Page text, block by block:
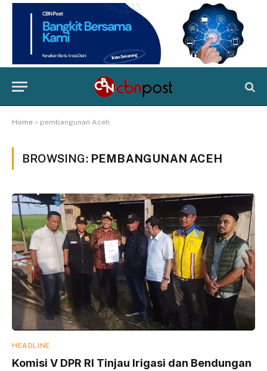
Home » pembangunan Aceh
BROWSING: PEMBANGUNAN ACEH
HEADLINE
Komisi V DPR RI Tinjau Irigasi dan Bendungan